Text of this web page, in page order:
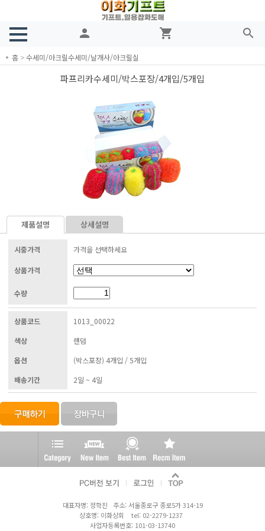
person shopping_cart search
홈 >수세미/아크릴수세미/날개사/아크릴실
파프리카수세미/박스포장/4개입/5개입
제품설명 상세설명
시중가격 가격을 선택하세요
상품가격
수량
상품코드
1013_00022
색상
랜덤
옵션
(박스포장) 4개입 / 5개입
배송기간
2일 ~ 4일
대표자명: 정학진 주소: 서울종로구 종로5가 314-19
상호명: 이화상회 tel: 02-2279-1237
사업자등록번호: 101-03-13740